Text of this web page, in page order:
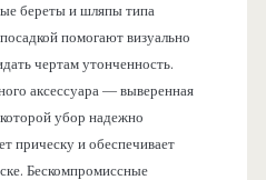
береты и шляпы типа
помогают визуально
чертам утонченность.
аксессуара — выверенная
убор надежно
прическу и обеспечивает
Бескомпромиссные